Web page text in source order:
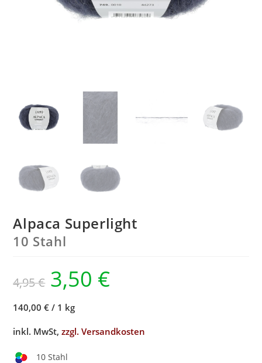
Alpaca Superlight
10 Stahl
4,95€ 3,50 €
140,00 € / 1 kg
inkl. MwSt,zzgl. Versandkosten
10 Stahl